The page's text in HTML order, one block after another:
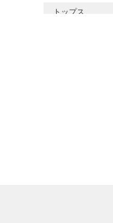
トップス